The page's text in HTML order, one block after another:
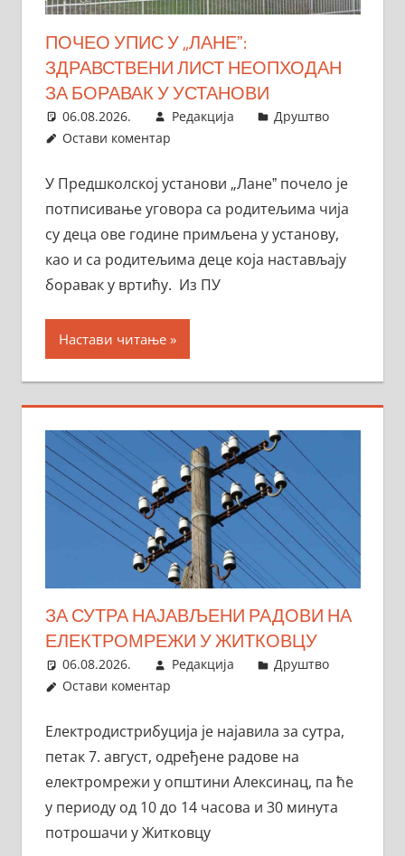
ПОЧЕО УПИС У „ЛАНЕˮ:
ЗДРАВСТВЕНИ ЛИСТ НЕОПХОДАН
ЗА БОРАВАК У УСТАНОВИ
06.08.2026. Редакција
Друштво
Остави коментар
У Предшколској установи „Ланеˮ почело је
потписивање уговора са родитељима чија
су деца ове године примљена у установу,
као и са родитељима деце која настављају
боравак у вртићу. Из ПУ
Настави читање
ЗА СУТРА НАЈАВЉЕНИ РАДОВИ НА
ЕЛЕКТРОМРЕЖИ У ЖИТКОВЦУ
06.08.2026. Редакција
Друштво
Остави коментар
Електродистрибуција је најавила за сутра,
петак 7. август, одређене радове на
електромрежи у општини Алексинац, па ће
у периоду од 10 до 14 часова и 30 минута
потрошачи у Житковцу